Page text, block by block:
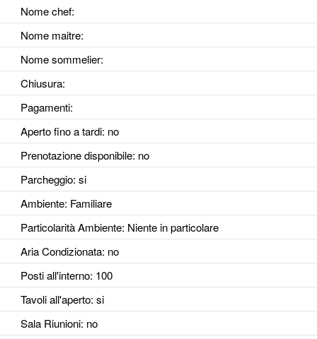
Nome chef:
Nome maitre:
Nome sommelier:
Chiusura:
Pagamenti:
Aperto fino a tardi: no
Prenotazione disponibile: no
Parcheggio: si
Ambiente: Familiare
Particolarità Ambiente: Niente in particolare
Aria Condizionata: no
Posti all'interno: 100
Tavoli all'aperto: si
Sala Riunioni: no